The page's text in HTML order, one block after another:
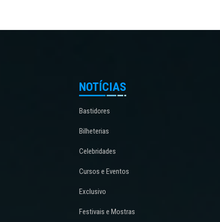
NOTÍCIAS
Bastidores
Bilheterias
Celebridades
Cursos e Eventos
Exclusivo
Festivais e Mostras